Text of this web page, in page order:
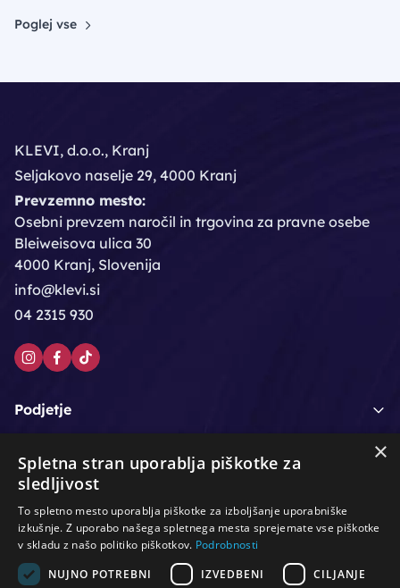
Poglej vse
KLEVI, d.o.o., Kranj
Seljakovo naselje 29, 4000 Kranj
Prevzemno mesto:
Osebni prevzem naročil in trgovina za pravne osebe
Bleiweisova ulica 30
4000 Kranj, Slovenija
info@klevi.si
04 2315 930
Podjetje
Moj račun
Podpora strankam
Lasje & nega las / Roke & nohti / Orodje - kozmetično /
×
Spletna stran uporablja piškotke za
sledljivost
To spletno mesto uporablja piškotke za izboljšanje uporabniške
izkušnje. Z uporabo našega spletnega mesta sprejemate vse piškotke
v skladu z našo politiko piškotkov. Podrobnosti
NUJNO POTREBNI
IZVEDBENI CILJANJE